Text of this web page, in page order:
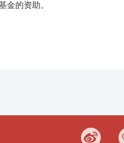
金的资助。